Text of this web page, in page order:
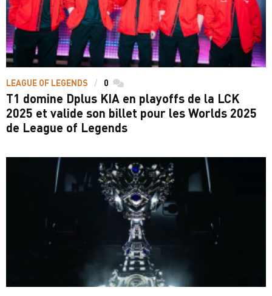
LEAGUE OF LEGENDS 0 commentaires
T1 domine Dplus KIA en playoffs de la LCK
2025 et valide son billet pour les Worlds 2025
de League of Legends